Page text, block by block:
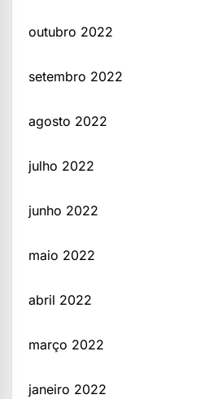
outubro 2022
setembro 2022
agosto 2022
julho 2022
junho 2022
maio 2022
abril 2022
março 2022
janeiro 2022